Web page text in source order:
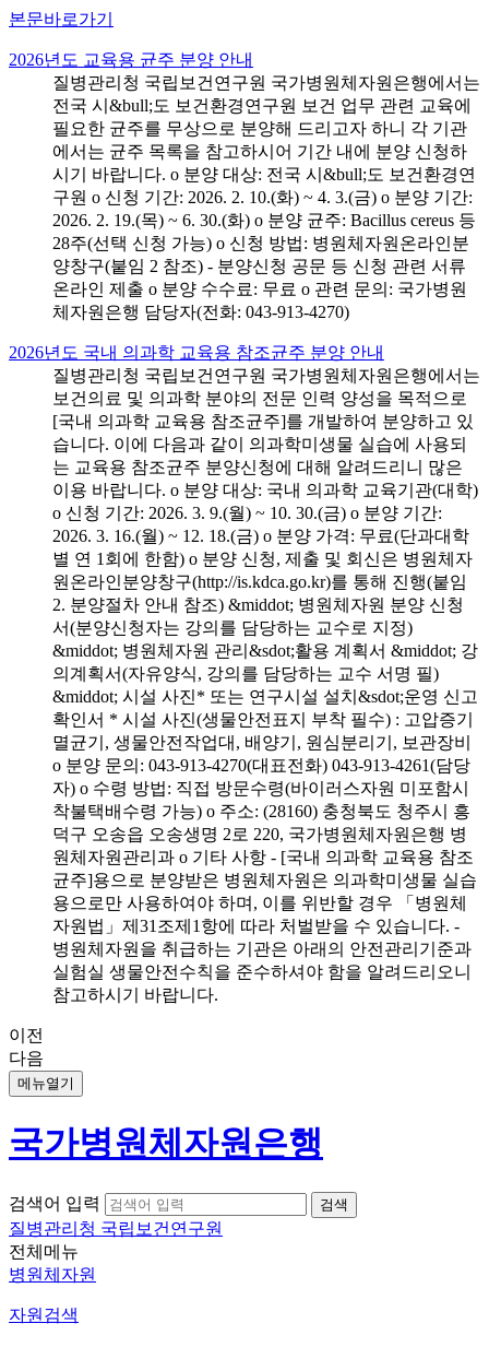
본문바로가기
2026년도 교육용 균주 분양 안내
질병관리청 국립보건연구원 국가병원체자원은행에서는
전국 시&bull;도 보건환경연구원 보건 업무 관련 교육에
필요한 균주를 무상으로 분양해 드리고자 하니 각 기관
에서는 균주 목록을 참고하시어 기간 내에 분양 신청하
시기 바랍니다. o 분양 대상: 전국 시&bull;도 보건환경연
구원 o 신청 기간: 2026. 2. 10.(화) ~ 4. 3.(금) o 분양 기간:
2026. 2. 19.(목) ~ 6. 30.(화) o 분양 균주: Bacillus cereus 등
28주(선택 신청 가능) o 신청 방법: 병원체자원온라인분
양창구(붙임 2 참조) - 분양신청 공문 등 신청 관련 서류
온라인 제출 o 분양 수수료: 무료 o 관련 문의: 국가병원
체자원은행 담당자(전화: 043-913-4270)
2026년도 국내 의과학 교육용 참조균주 분양 안내
질병관리청 국립보건연구원 국가병원체자원은행에서는
보건의료 및 의과학 분야의 전문 인력 양성을 목적으로
[국내 의과학 교육용 참조균주]를 개발하여 분양하고 있
습니다. 이에 다음과 같이 의과학미생물 실습에 사용되
는 교육용 참조균주 분양신청에 대해 알려드리니 많은
이용 바랍니다. o 분양 대상: 국내 의과학 교육기관(대학)
o 신청 기간: 2026. 3. 9.(월) ~ 10. 30.(금) o 분양 기간:
2026. 3. 16.(월) ~ 12. 18.(금) o 분양 가격: 무료(단과대학
별 연 1회에 한함) o 분양 신청, 제출 및 회신은 병원체자
원온라인분양창구(http://is.kdca.go.kr)를 통해 진행(붙임
2. 분양절차 안내 참조) &middot; 병원체자원 분양 신청
서(분양신청자는 강의를 담당하는 교수로 지정)
&middot; 병원체자원 관리&sdot;활용 계획서 &middot; 강
의계획서(자유양식, 강의를 담당하는 교수 서명 필)
&middot; 시설 사진* 또는 연구시설 설치&sdot;운영 신고
확인서 * 시설 사진(생물안전표지 부착 필수) : 고압증기
멸균기, 생물안전작업대, 배양기, 원심분리기, 보관장비
o 분양 문의: 043-913-4270(대표전화) 043-913-4261(담당
자) o 수령 방법: 직접 방문수령(바이러스자원 미포함시
착불택배수령 가능) o 주소: (28160) 충청북도 청주시 흥
덕구 오송읍 오송생명 2로 220, 국가병원체자원은행 병
원체자원관리과 o 기타 사항 - [국내 의과학 교육용 참조
균주]용으로 분양받은 병원체자원은 의과학미생물 실습
용으로만 사용하여야 하며, 이를 위반할 경우 「병원체
자원법」제31조제1항에 따라 처벌받을 수 있습니다. -
병원체자원을 취급하는 기관은 아래의 안전관리기준과
실험실 생물안전수칙을 준수하셔야 함을 알려드리오니
참고하시기 바랍니다.
이전
다음
메뉴열기
국가병원체자원은행
검색어 입력
질병관리청 국립보건연구원
전체메뉴
병원체자원
자원검색